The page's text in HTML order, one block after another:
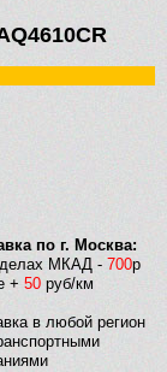
по г. Москва:
МКАД - 700р
+ 50 руб/км
в любой регион